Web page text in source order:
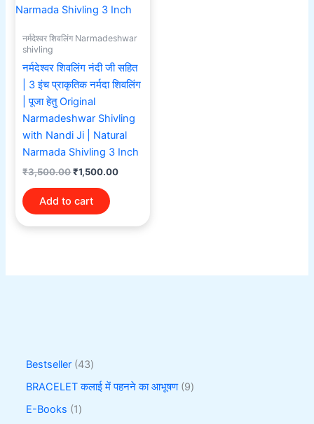
नर्मदेश्वर शिवलिंग Narmadeshwar
shivling
नर्मदेश्वर शिवलिंग नंदी जी सहित
| 3 इंच प्राकृतिक नर्मदा शिवलिंग
| पूजा हेतु Original
Narmadeshwar Shivling
with Nandi Ji | Natural
Narmada Shivling 3 Inch
₹3,500.00₹1,500.00
Add to cart
Bestseller 43
BRACELET कलाई में पहनने का आभूषण 9
E-Books 1